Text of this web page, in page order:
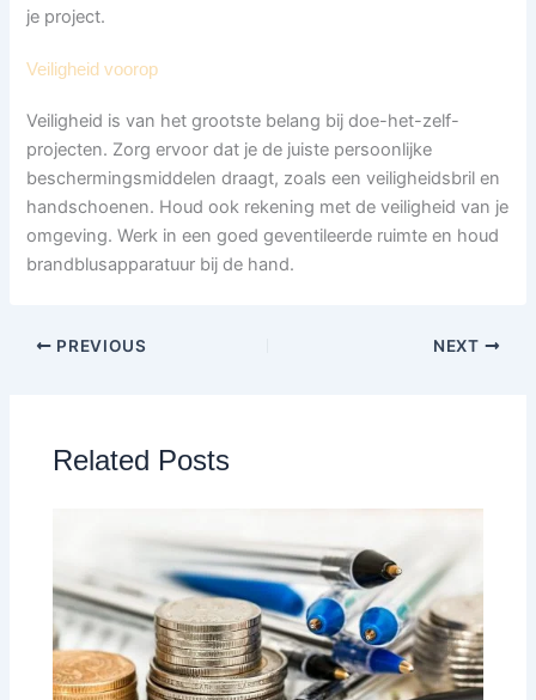
je project.
Veiligheid voorop
Veiligheid is van het grootste belang bij doe-het-zelf-
projecten. Zorg ervoor dat je de juiste persoonlijke
beschermingsmiddelen draagt, zoals een veiligheidsbril en
handschoenen. Houd ook rekening met de veiligheid van je
omgeving. Werk in een goed geventileerde ruimte en houd
brandblusapparatuur bij de hand.
PREVIOUS NEXT
Related Posts